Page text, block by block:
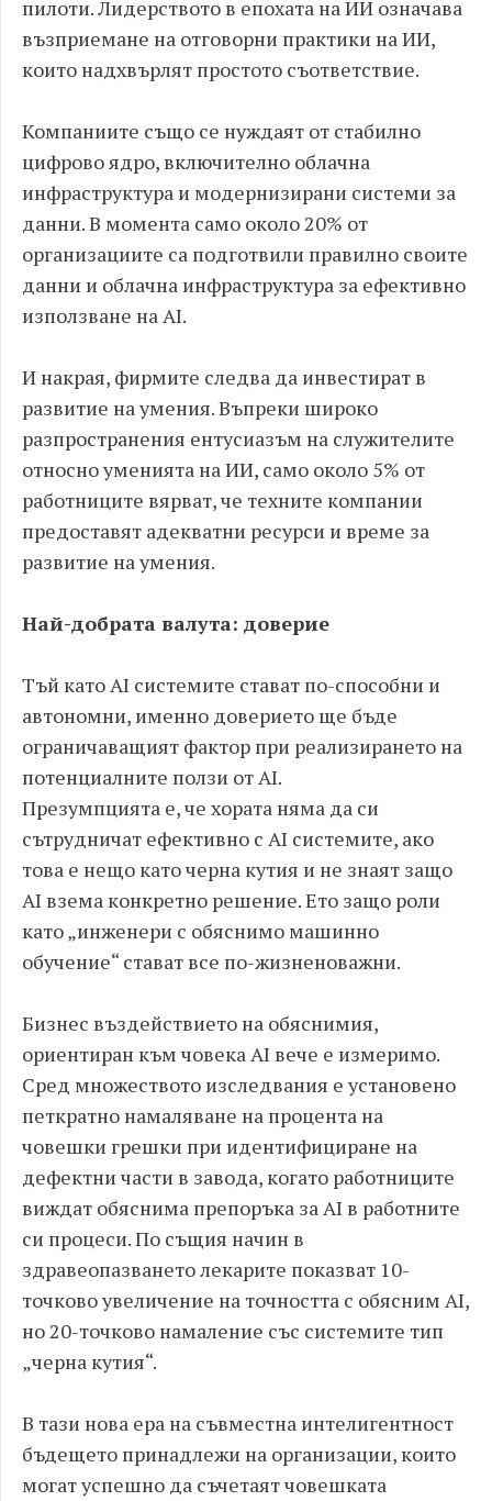
пилоти. Лидерството в епохата на ИИ означава
възприемане на отговорни практики на ИИ,
които надхвърлят простото съответствие.
Компаниите също се нуждаят от стабилно
цифрово ядро, включително облачна
инфраструктура и модернизирани системи за
данни. В момента само около 20% от
организациите са подготвили правилно своите
данни и облачна инфраструктура за ефективно
използване на AI.
И накрая, фирмите следва да инвестират в
развитие на умения. Въпреки широко
разпространения ентусиазъм на служителите
относно уменията на ИИ, само около 5% от
работниците вярват, че техните компании
предоставят адекватни ресурси и време за
развитие на умения.
Най-добрата валута: доверие
Тъй като AI системите стават по-способни и
автономни, именно доверието ще бъде
ограничаващият фактор при реализирането на
потенциалните ползи от AI.
Презумпцията е, че хората няма да си
сътрудничат ефективно с AI системите, ако
това е нещо като черна кутия и не знаят защо
AI взема конкретно решение. Ето защо роли
като „инженери с обяснимо машинно
обучение“ стават все по-жизненоважни.
Бизнес въздействието на обяснимия,
ориентиран към човека AI вече е измеримо.
Сред множеството изследвания е установено
петкратно намаляване на процента на
човешки грешки при идентифициране на
дефектни части в завода, когато работниците
виждат обяснима препоръка за AI в работните
си процеси. По същия начин в
здравеопазването лекарите показват 10-
точково увеличение на точността с обясним AI,
но 20-точково намаление със системите тип
„черна кутия“.
В тази нова ера на съвместна интелигентност
бъдещето принадлежи на организации, които
могат успешно да съчетаят човешката